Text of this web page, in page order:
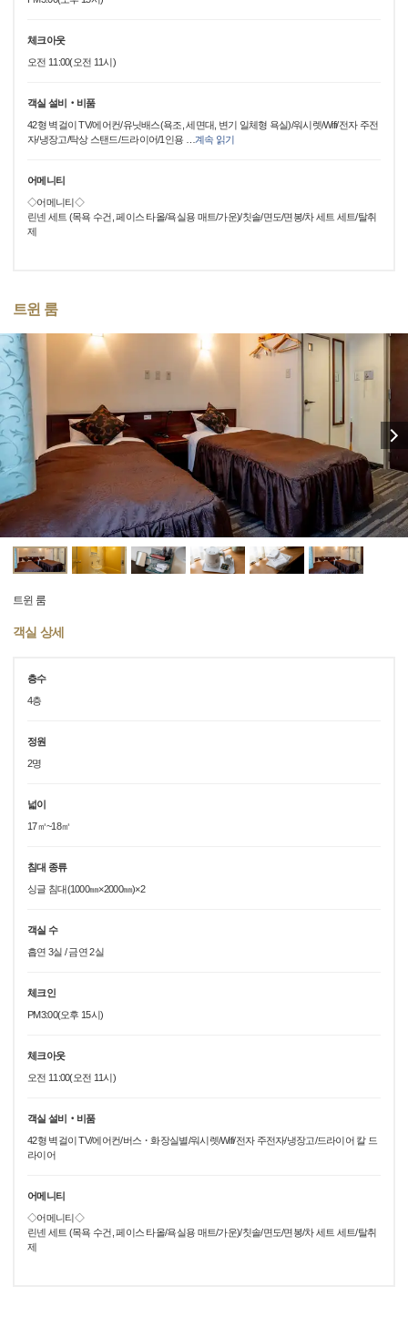
체크아웃
오전 11:00(오전 11시)
객실 설비‧비품
42형 벽걸이 TV/에어컨/유닛배스(욕조, 세면대, 변기 일체형 욕실)/워시렛/Wifi/전자 주전
자/냉장고/탁상 스탠드/드라이어/1인용
계속 읽기
어메니티
◇어메니티◇
린넨 세트 (목욕 수건, 페이스 타올/욕실용 매트/가운)/칫솔/면도/면봉/차 세트 세트/탈취
제
트윈 룸
트윈 룸
객실 상세
층수
4층
정원
2명
넓이
17㎡~18㎡
침대 종류
싱글 침대(1000㎜×2000㎜)×2
객실 수
흡연 3실 / 금연 2실
체크인
PM3:00(오후 15시)
체크아웃
오전 11:00(오전 11시)
객실 설비‧비품
42형 벽걸이 TV/에어컨/버스・화장실별/워시렛/Wifi/전자 주전자/냉장고/드라이어 칼 드
라이어
어메니티
◇어메니티◇
린넨 세트 (목욕 수건, 페이스 타올/욕실용 매트/가운)/칫솔/면도/면봉/차 세트 세트/탈취
제